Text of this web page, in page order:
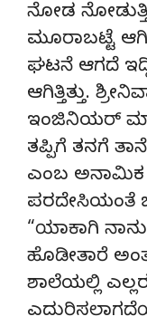
ನೋಡ
ಮೂರಾಬಟ್ಟೆ
ಘಟನೆ ಆಗದೆ
ಆಗಿತ್ತಿತ್ತು.
ಇಂಜಿನಿಯರ್
ತಪ್ಪಿಗೆ ತನಗೆ
ಎಂಬ ಅನಾಮಿಕ
ಪರದೇಸಿಯಂತೆ
“ಯಾಕಾಗಿ
ಹೊಡೀತಾರೆ
ಶಾಲೆಯಲ್ಲಿ